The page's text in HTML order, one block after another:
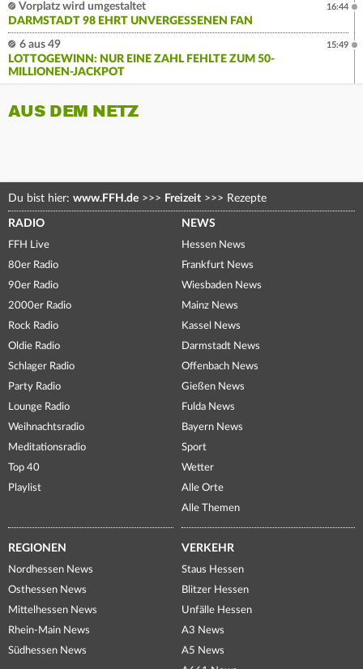
Vorplatz wird umgestaltet
DARMSTADT 98 EHRT UNVERGESSENEN FAN
16:44
6 aus 49
LOTTOGEWINN: NUR EINE ZAHL FEHLTE ZUM 50-
MILLIONEN-JACKPOT
15:49
AUS DEM NETZ
Du bist hier: www.FFH.de >>> Freizeit >>> Rezepte
RADIO
FFH Live
80er Radio
90er Radio
2000er Radio
Rock Radio
Oldie Radio
Schlager Radio
Party Radio
Lounge Radio
Weihnachtsradio
Meditationsradio
Top 40
Playlist
NEWS
Hessen News
Frankfurt News
Wiesbaden News
Mainz News
Kassel News
Darmstadt News
Offenbach News
Gießen News
Fulda News
Bayern News
Sport
Wetter
Alle Orte
Alle Themen
REGIONEN
Nordhessen News
Osthessen News
Mittelhessen News
Rhein-Main News
Südhessen News
VERKEHR
Staus Hessen
Blitzer Hessen
Unfälle Hessen
A3 News
A5 News